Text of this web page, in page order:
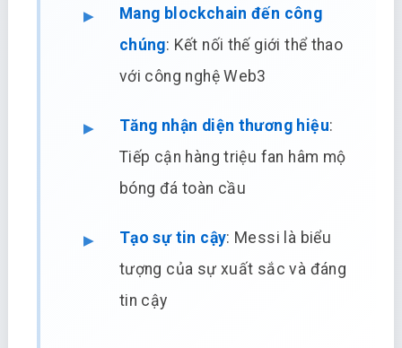
Mang blockchain đến công
chúng: Kết nối thế giới thể thao
với công nghệ Web3
Tăng nhận diện thương hiệu:
Tiếp cận hàng triệu fan hâm mộ
bóng đá toàn cầu
Tạo sự tin cậy: Messi là biểu
tượng của sự xuất sắc và đáng
tin cậy